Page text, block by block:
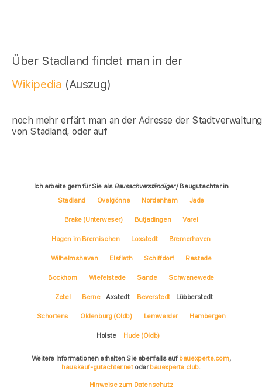
Über Stadland findet man in der
Wikipedia (Auszug)
noch mehr erfärt man an der Adresse der Stadtverwaltung
von Stadland, oder auf
Ich arbeite gern für Sie als Bausachverständiger/ Baugutachter in
Stadland
Ovelgönne Nordenham Jade
Brake (Unterweser) Butjadingen Varel
Hagen im Bremischen Loxstedt Bremerhaven
Wilhelmshaven Elsfleth Schiffdorf Rastede
Bockhorn Wiefelstede Sande Schwanewede
Zetel Berne Axstedt Beverstedt Lübberstedt
Schortens Oldenburg (Oldb) Lemwerder Hambergen
Holste Hude (Oldb)
Weitere Informationen erhalten Sie ebenfalls auf bauexperte.com,
hauskauf-gutachter.netoderbauexperte.club.
Hinweise zum Datenschutz